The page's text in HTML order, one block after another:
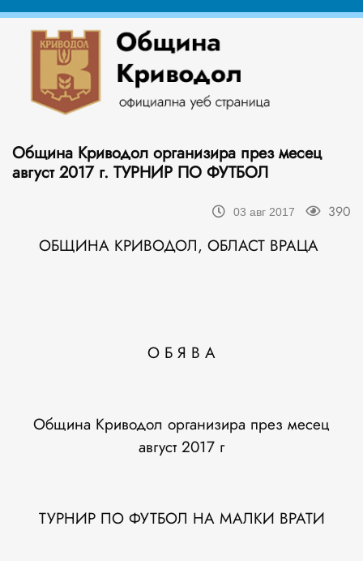
Община Криводол организира през месец
август 2017 г. ТУРНИР ПО ФУТБОЛ
03 авг 2017 390
ОБЩИНА КРИВОДОЛ, ОБЛАСТ ВРАЦА
О Б Я В А
Община Криводол организира през месец
август 2017 г
ТУРНИР ПО ФУТБОЛ НА МАЛКИ ВРАТИ